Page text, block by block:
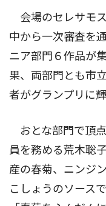
会場のセレサモ
中から一次審査を
ニア部門６作品が
果、両部門とも市
者がグランプリに
おとな部門で頂
員を務める荒木聡
産の春菊、ニンジ
こしょうのソース